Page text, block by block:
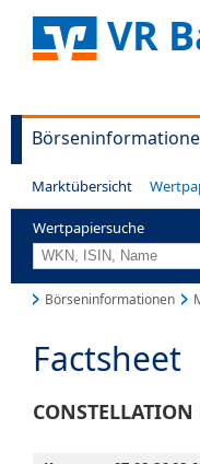
VR
Marktübersicht
Wertpapiersuche
Börseninformationen
Factsheet